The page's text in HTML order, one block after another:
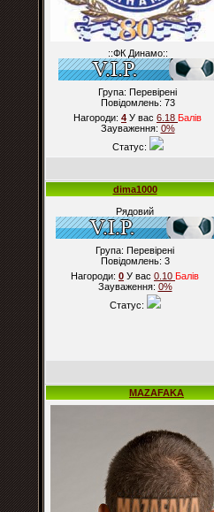
::ФК Динамо::
Група: Перевірені
Повідомлень: 73
Нагороди: 4 У вас 6.18 Балiв
Зауваження: 0%
Статус:
dima1000
Рядовий
Група: Перевірені
Повідомлень: 3
Нагороди: 0 У вас 0.10 Балiв
Зауваження: 0%
Статус:
MAZAFAKA